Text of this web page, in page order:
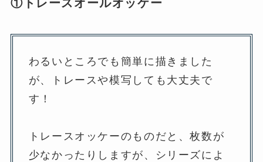
①トレースオールオッケー
わるいところでも簡単に描きました
が、トレースや模写しても大丈夫で
す！
トレースオッケーのものだと、枚数が
少なかったりしますが、シリーズによ